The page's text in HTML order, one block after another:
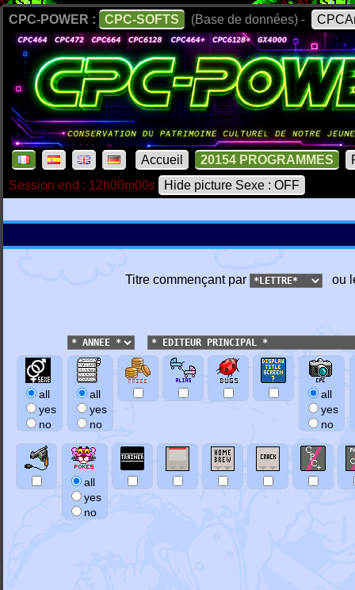
CPC-POWER : CPC-SOFTS (Base de données) -
Accueil 20154 PROGRAMMES
Session end : 12h00m00s
Hide picture Sexe : OFF
Titre commençant par ou
all
yes
no
all
yes
no
all
yes
no
all
yes
no